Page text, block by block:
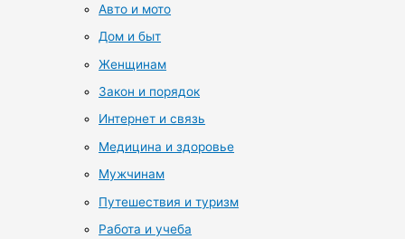
Авто и мото
Дом и быт
Женщинам
Закон и порядок
Интернет и связь
Медицина и здоровье
Мужчинам
Путешествия и туризм
Работа и учеба